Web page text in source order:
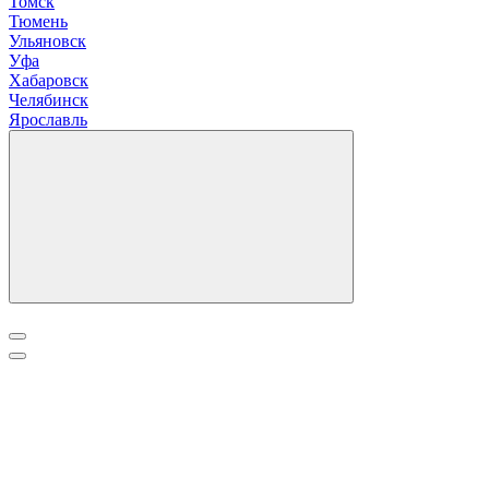
Тюмень
Ульяновск
Уфа
Хабаровск
Челябинск
Ярославль